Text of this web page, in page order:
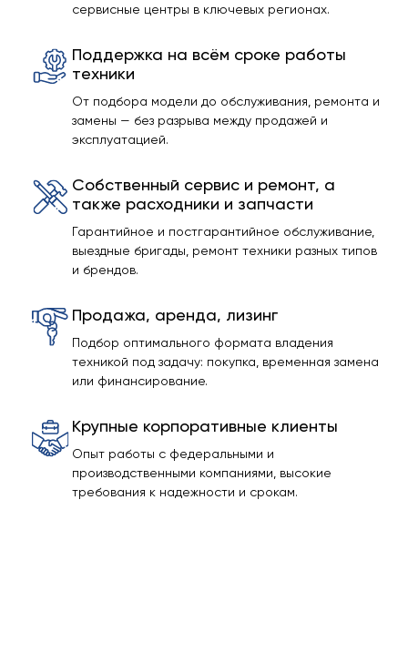
сервисные центры в ключевых регионах.
Поддержка на всём сроке работы
техники
От подбора модели до обслуживания, ремонта и
замены — без разрыва между продажей и
эксплуатацией.
Собственный сервис и ремонт, а
также расходники и запчасти
Гарантийное и постгарантийное обслуживание,
выездные бригады, ремонт техники разных типов
и брендов.
Продажа, аренда, лизинг
Подбор оптимального формата владения
техникой под задачу: покупка, временная замена
или финансирование.
Крупные корпоративные клиенты
Опыт работы с федеральными и
производственными компаниями, высокие
требования к надежности и срокам.